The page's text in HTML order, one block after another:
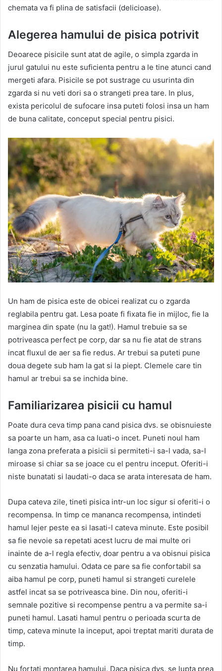
chemata va fi plina de satisfacii (delicioase).
Alegerea hamului de pisica potrivit
Deoarece pisicile sunt atat de agile, o simpla zgarda in
jurul gatului nu este suficienta pentru a le tine atunci cand
mergeti afara. Pisicile se pot sustrage cu usurinta din
zgarda si nu veti dori sa o strangeti prea tare. In plus,
exista pericolul de sufocare insa puteti folosi insa un ham
de buna calitate, conceput special pentru pisici.
Un ham de pisica este de obicei realizat cu o zgarda
reglabila pentru gat. Lesa poate fi fixata fie in mijloc, fie la
marginea din spate (nu la gat!). Hamul trebuie sa se
potriveasca perfect pe corp, dar sa nu fie atat de strans
incat fluxul de aer sa fie redus. Ar trebui sa puteti pune
doua degete sub ham la gat si la piept. Clemele care tin
hamul ar trebui sa se inchida bine.
Familiarizarea pisicii cu hamul
Poate dura ceva timp pana cand pisica dvs. se obisnuieste
sa poarte un ham, asa ca luati-o incet. Puneti noul ham
langa zona preferata a pisicii si permiteti-i sa-l vada, sa-l
miroase si chiar sa se joace cu el pentru inceput. Oferiti-i
niste bunatati si laudati-o daca se arata interesata de ham.
Dupa cateva zile, tineti pisica intr-un loc sigur si oferiti-i o
recompensa. In timp ce mananca recompensa, intindeti
hamul lejer peste ea si lasati-l cateva minute. Este posibil
sa fie nevoie sa repetati acest lucru de mai multe ori
inainte de a-l regla efectiv, doar pentru a va obisnui pisica
cu senzatia hamului. Odata ce pare sa fie confortabil sa
aiba hamul pe corp, puneti hamul si strangeti curelele
astfel incat sa se potriveasca bine. Din nou, oferiti-i
semnale pozitive si recompense pentru a va permite sa-i
puneti hamul. Lasati hamul pentru o perioada scurta de
timp, cateva minute la inceput, apoi treptat mariti durata de
timp.
Nu fortati montarea hamului. Daca pisica dvs. se lupta prea